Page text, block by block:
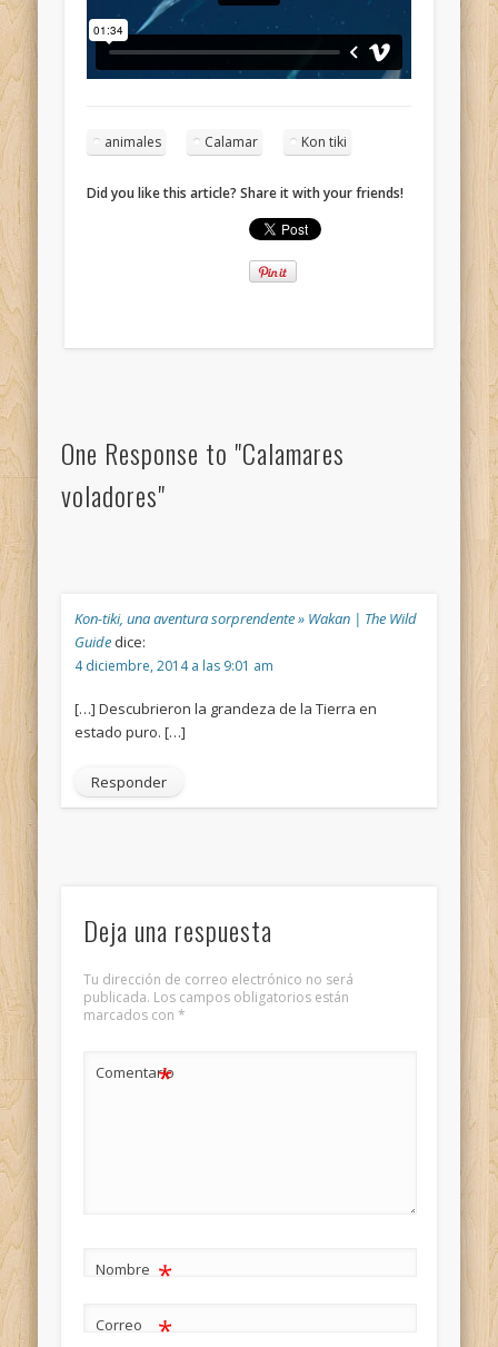
animales Calamar Kon tiki
Did you like this article? Share it with your friends!
One Response to "Calamares
voladores"
Kon-tiki, una aventura sorprendente » Wakan | The Wild
Guide dice:
4 diciembre, 2014 a las 9:01 am
[…] Descubrieron la grandeza de la Tierra en
estado puro. […]
Responder
Deja una respuesta
Tu dirección de correo electrónico no será
publicada. Los campos obligatorios están
marcados con *
Comentario
*
Nombre *
Correo *